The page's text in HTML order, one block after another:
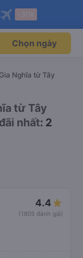
Mở app
Mở app
Chọn ngày
Nghĩa từ Tây
từ Tây
nhất: 2
4.4
(1805 đánh giá)